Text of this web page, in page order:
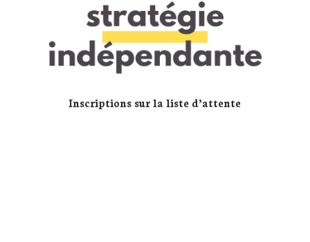
Inscriptions sur la liste d’attente